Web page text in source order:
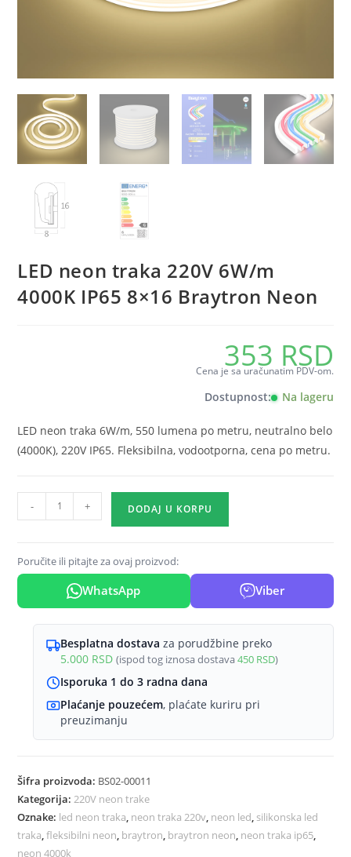
LED neon traka 220V 6W/m
4000K IP65 8×16 Braytron Neon
353 RSD
Cena je sa uračunatim PDV-om.
Dostupnost: Na lageru
LED neon traka 6W/m, 550 lumena po metru, neutralno belo
(4000K), 220V IP65. Fleksibilna, vodootporna, cena po metru.
neon
220V
6W/m
Braytron
- + DODAJ U KORPU
Poručite ili pitajte za ovaj proizvod:
WhatsApp Viber
Besplatna dostava za porudžbine preko
5.000 RSD (ispod tog iznosa dostava450 RSD)
Isporuka 1 do 3 radna dana
Plaćanje pouzećem, plaćate kuriru pri
preuzimanju
Šifra proizvoda: BS02-00011
Kategorija: 220V neon trake
Oznake: led neon traka neon traka 220v neon led silikonska led
traka ,fleksibilni neon braytron braytron neon neon traka ip65
neon 4000k